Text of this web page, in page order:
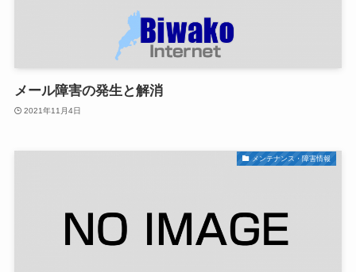
メール障害の発生と解消
2021年11月4日
メンテナンス・障害情報